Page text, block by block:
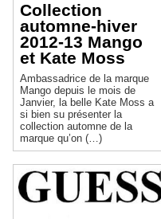
Collection
automne-hiver
2012-13 Mango
et Kate Moss
Ambassadrice de la marque
Mango depuis le mois de
Janvier, la belle Kate Moss a
si bien su présenter la
collection automne de la
marque qu’on (…)